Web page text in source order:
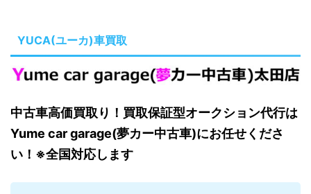
YUCA(ユーカ)車買取
中古車高価買取り！買取保証型オークション代行は
Yume car garage(夢カー中古車)にお任せくださ
い！※全国対応します